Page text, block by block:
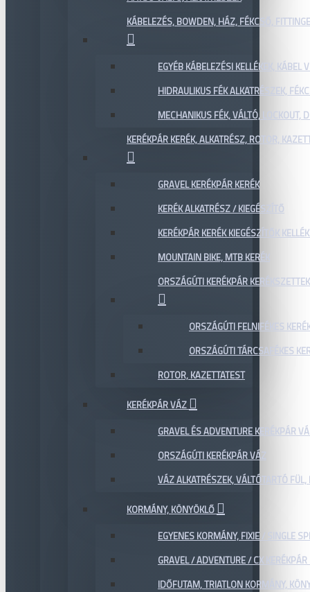
KÁBELEZÉS, BOWDEN, HÁZ, FÉKCSŐ,
EGYÉB KÁBELEZÉSI KELLÉKEK,
HIDRAULIKUS FÉK ALKATRÉSZEK,
MECHANIKUS FÉK, VÁLTÓ, LOCKOUT,
KERÉKPÁR KERÉK, ALKATRÉSZ, ROTOR,
GRAVEL KERÉKPÁR KERÉK
KERÉK ALKATRÉSZ / KIEGÉSZÍTŐ
KERÉKPÁR KERÉK KIEGÉSZÍTŐK
MOUNTAIN BIKE, MTB KERÉK
ORSZÁGÚTI KERÉKPÁR KERÉKSZETTEK
ORSZÁGÚTI FELNIFÉKES
ORSZÁGÚTI TÁRCSAFÉKES
ROTOR, KAZETTATEST
KERÉKPÁR VÁZ
GRAVEL ÉS ADVENTURE KERÉKPÁR
ORSZÁGÚTI KERÉKPÁR VÁZ
VÁZ ALKATRÉSZEK, VÁLTÓTARTÓ FÜL,
KORMÁNY, KÖNYÖKLŐ
EGYENES KORMÁNY, FIXIE / SINGLE
GRAVEL / ADVENTURE / CX
IDŐFUTAM, TRIATLON KORMÁNY,